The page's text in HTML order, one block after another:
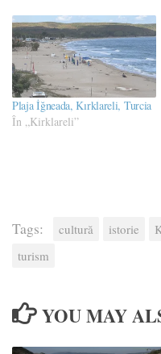
Plaja İğneada, Kırklareli, Turcia
În „Kirklareli”
Tags: cultură istorie
turism
YOU MAY